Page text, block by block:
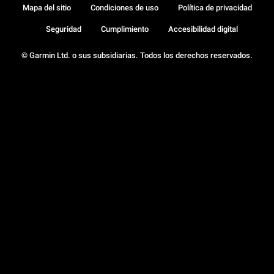
© Garmin Ltd. o sus subsidiarias. Todos los derechos reservados.
Mapa del sitio Condiciones de uso Política de privacidad
Seguridad Cumplimiento Accesibilidad digital